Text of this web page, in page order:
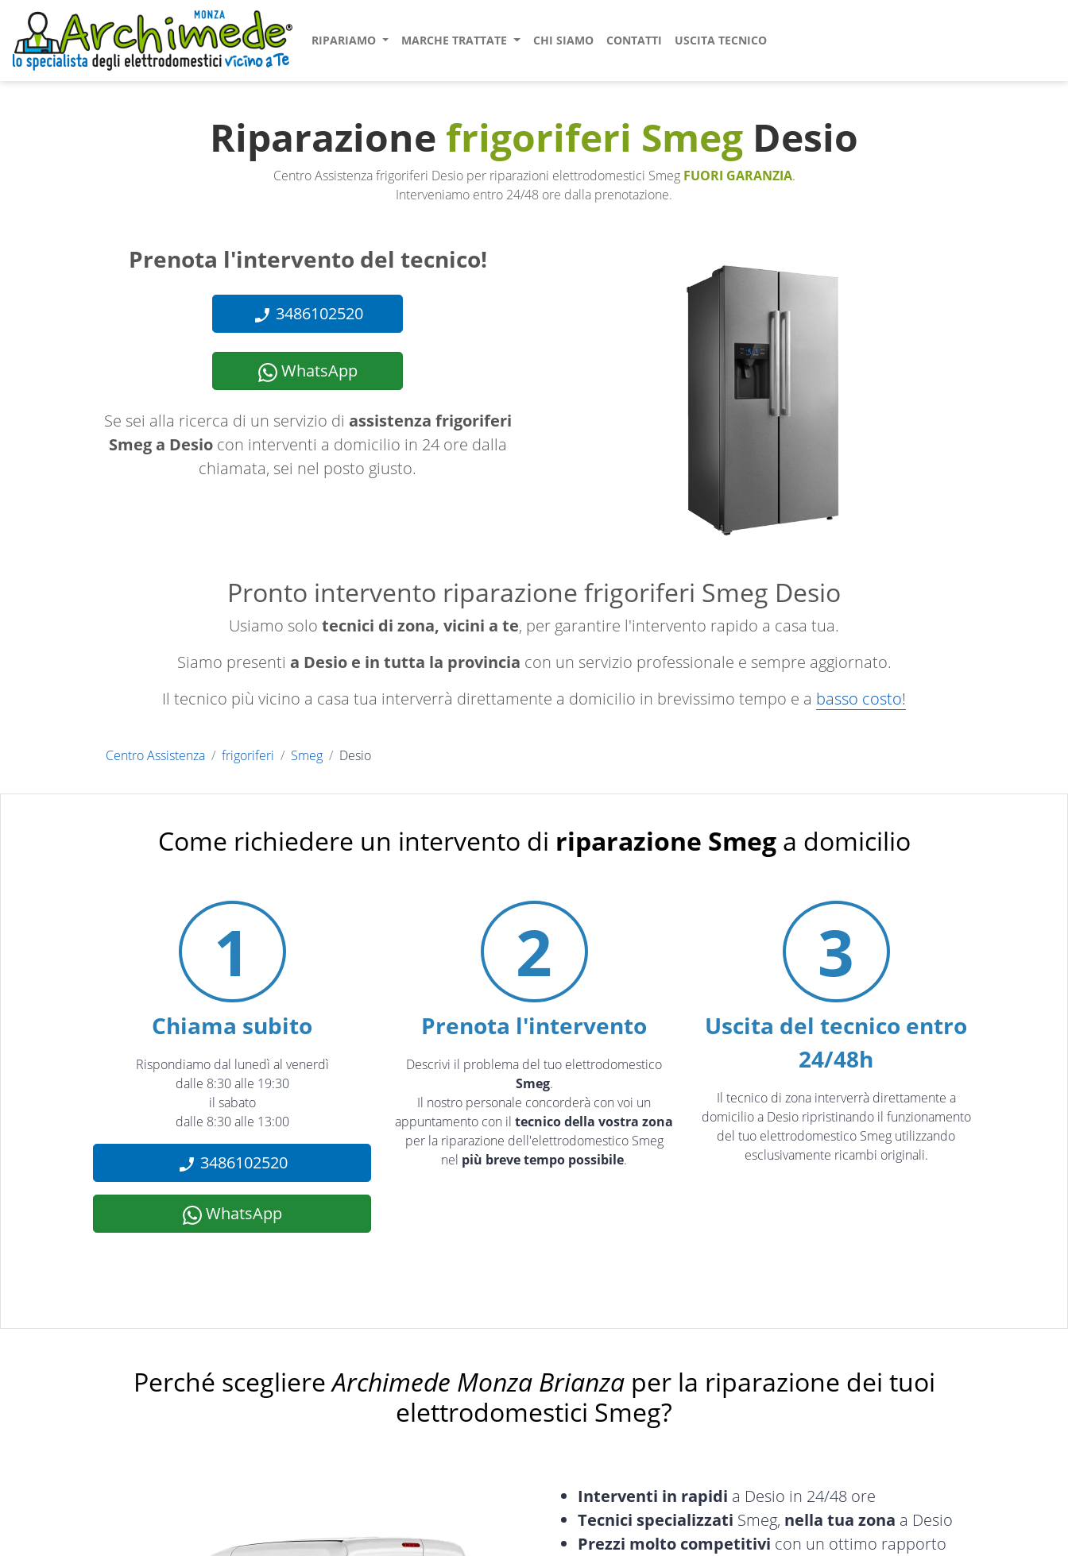
RIPARIAMO MARCHE TRATTATE CHI SIAMO CONTATTI USCITA TECNICO
Riparazione frigoriferi Smeg Desio
Centro Assistenza frigoriferi Desio per riparazioni elettrodomestici Smeg FUORI GARANZIA.
Interveniamo entro 24/48 ore dalla prenotazione.
Prenota l'intervento del tecnico!
3486102520
WhatsApp
Se sei alla ricerca di un servizio di assistenza frigoriferi
Smeg a Desiocon interventi a domicilio in 24 ore dalla
chiamata, sei nel posto giusto.
Pronto intervento riparazione frigoriferi Smeg Desio
Usiamo solo tecnici di zona, vicini a te, per garantire l'intervento rapido a casa tua.
Siamo presenti a Desio e in tutta la provincia con un servizio professionale e sempre aggiornato.
Il tecnico più vicino a casa tua interverrà direttamente a domicilio in brevissimo tempo e a basso costo!
Centro Assistenza frigoriferi Smeg Desio
Come richiedere un intervento di riparazione Smega domicilio
1
Chiama subito
Rispondiamo dal lunedì al venerdì
dalle 8:30 alle 19:30
il sabato
dalle 8:30 alle 13:00
3486102520
WhatsApp
2
Prenota l'intervento
Descrivi il problema del tuo elettrodomestico
Smeg.
Il nostro personale concorderà con voi un
appuntamento con il tecnico della vostra zona
per la riparazione dell'elettrodomestico Smeg
nel più breve tempo possibile.
3
Uscita del tecnico entro
24/48h
Il tecnico di zona interverrà direttamente a
domicilio a Desio ripristinando il funzionamento
del tuo elettrodomestico Smeg utilizzando
esclusivamente ricambi originali.
Perché scegliereArchimede Monza Brianzaper la riparazione dei tuoi
elettrodomestici Smeg?
Interventi in rapidi a Desio in 24/48 ore
Tecnici specializzati Smeg, nella tua zona a Desio
Prezzi molto competitivi con un ottimo rapporto